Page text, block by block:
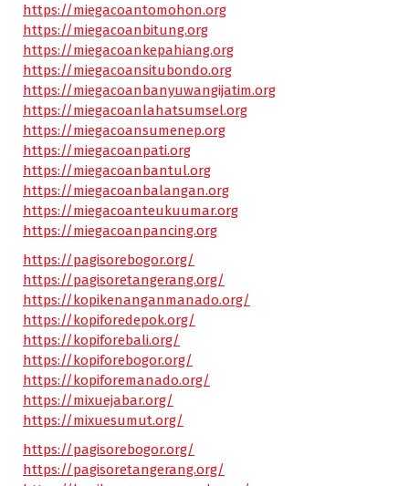
https://miegacoantomohon.org
https://miegacoanbitung.org
https://miegacoankepahiang.org
https://miegacoansitubondo.org
https://miegacoanbanyuwangijatim.org
https://miegacoanlahatsumsel.org
https://miegacoansumenep.org
https://miegacoanpati.org
https://miegacoanbantul.org
https://miegacoanbalangan.org
https://miegacoanteukuumar.org
https://miegacoanpancing.org
https://pagisorebogor.org/
https://pagisoretangerang.org/
https://kopikenanganmanado.org/
https://kopiforedepok.org/
https://kopiforebali.org/
https://kopiforebogor.org/
https://kopiforemanado.org/
https://mixuejabar.org/
https://mixuesumut.org/
https://pagisorebogor.org/
https://pagisoretangerang.org/